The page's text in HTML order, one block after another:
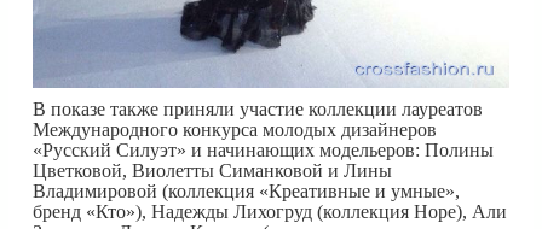
В показе также приняли участие коллекции лауреатов
Международного конкурса молодых дизайнеров
«Русский Силуэт» и начинающих модельеров: Полины
Цветковой, Виолетты Симанковой и Лины
Владимировой (коллекция «Креативные и умные»,
бренд «Кто»), Надежды Лихогруд (коллекция Hope), Али